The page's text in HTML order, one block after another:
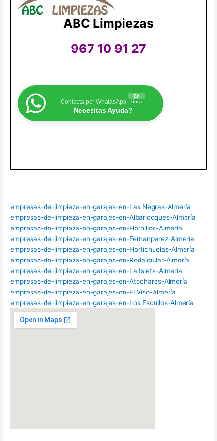
ABC Limpiezas
967 10 91 27
Contacta por WhatasApp
En
línea
Necesitas Ayuda?
empresas-de-limpieza-en-garajes-en-Las Negras-Almería
empresas-de-limpieza-en-garajes-en-Albaricoques-Almería
empresas-de-limpieza-en-garajes-en-Hornillos-Almería
empresas-de-limpieza-en-garajes-en-Fernanperez-Almería
empresas-de-limpieza-en-garajes-en-Hortichuelas-Almería
empresas-de-limpieza-en-garajes-en-Rodalquilar-Almería
empresas-de-limpieza-en-garajes-en-La Isleta-Almería
empresas-de-limpieza-en-garajes-en-Atochares-Almería
empresas-de-limpieza-en-garajes-en-El Viso-Almería
empresas-de-limpieza-en-garajes-en-Los Escullos-Almería